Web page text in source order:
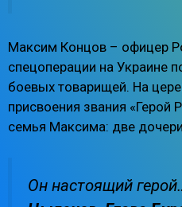
Максим Концов – офицер
спецоперации на Украине
боевых товарищей. На
присвоения звания «Герой
семья Максима: две
Он настоящий